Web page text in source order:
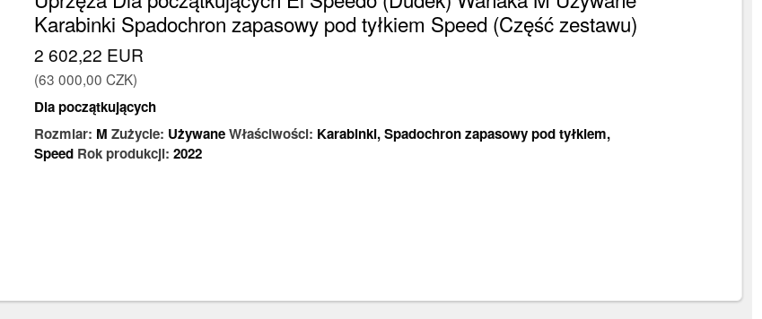
Karabinki Spadochron zapasowy pod tyłkiem Speed (Część zestawu)
2 602,22 EUR
(63 000,00 CZK)
Dla początkujących
Rozmiar: M Zużycie: UżywaneWłaściwości: Karabinki,Spadochron zapasowy pod tyłkiem,
SpeedRok produkcji: 2022